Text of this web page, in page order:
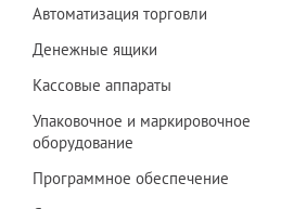
Автоматизация торговли
Денежные ящики
Кассовые аппараты
Упаковочное и маркировочное
оборудование
Программное обеспечение